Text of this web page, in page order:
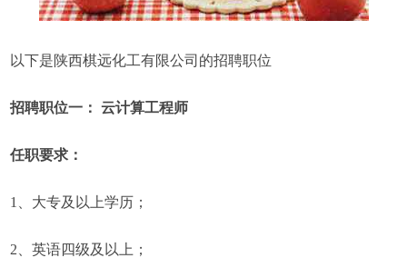
以下是陕西棋远化工有限公司的招聘职位
招聘职位一： 云计算工程师
任职要求：
1、大专及以上学历；
2、英语四级及以上；